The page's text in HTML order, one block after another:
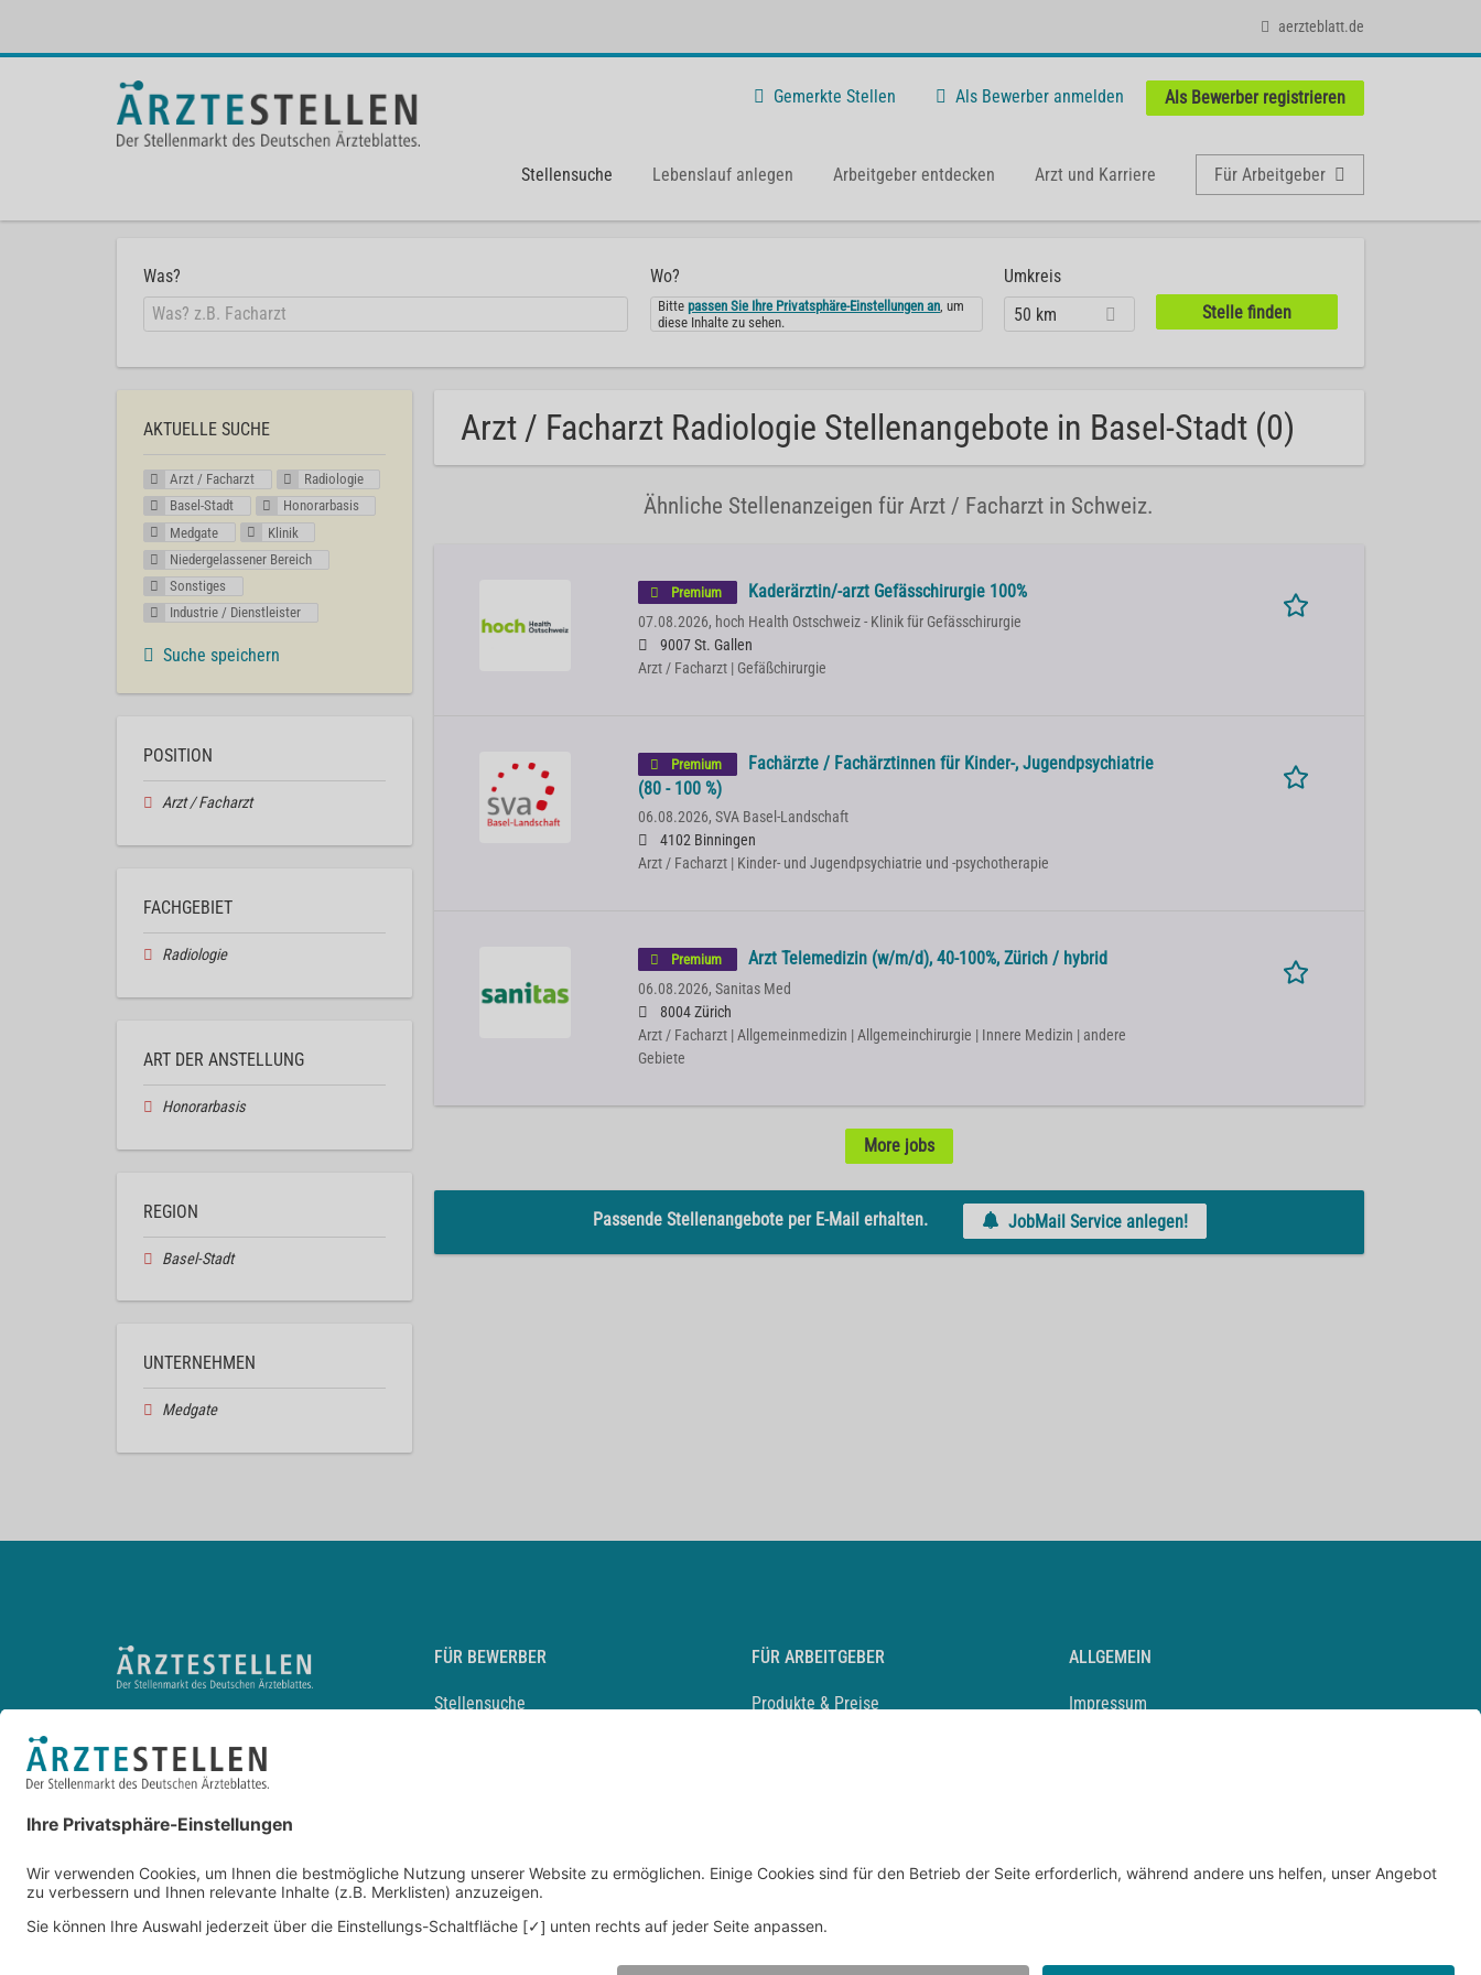
aerzteblatt.de
Gemerkte Stellen Als Bewerber anmelden Als Bewerber registrieren
Stellensuche Lebenslauf anlegen Arbeitgeber entdecken Arzt und Karriere Für Arbeitgeber
Was? Wo?
Bittepassen Sie Ihre Privatsphäre-Einstellungen an, um
diese Inhalte zu sehen.
Umkreis
50 km
Arzt / Facharzt Radiologie Stellenangebote in Basel-Stadt (0)
Ähnliche Stellenanzeigen für Arzt / Facharzt in Schweiz.
Premium Kaderärztin/-arzt Gefässchirurgie 100%
07.08.2026, hoch Health Ostschweiz - Klinik für Gefässchirurgie
9007 St. Gallen
Arzt / Facharzt | Gefäßchirurgie
Premium
Fachärzte / Fachärztinnen für Kinder-, Jugendpsychiatrie
(80 - 100 %)
06.08.2026, SVA Basel-Landschaft
4102 Binningen
Arzt / Facharzt | Kinder- und Jugendpsychiatrie und -psychotherapie
Premium Arzt Telemedizin (w/m/d), 40-100%, Zürich / hybrid
06.08.2026, Sanitas Med
8004 Zürich
Arzt / Facharzt | Allgemeinmedizin | Allgemeinchirurgie | Innere Medizin | andere
Gebiete
More jobs
Passende Stellenangebote per E-Mail erhalten. JobMail Service anlegen!
AKTUELLE SUCHE
Arzt / Facharzt
Radiologie
Basel-Stadt
Honorarbasis
Medgate
Klinik
Niedergelassener Bereich
Sonstiges
Industrie / Dienstleister
Suche speichern
POSITION
Arzt / Facharzt
FACHGEBIET
Radiologie
ART DER ANSTELLUNG
Honorarbasis
REGION
Basel-Stadt
UNTERNEHMEN
Medgate
FÜR BEWERBER
Stellensuche
Durchsuchen Sie den Stellenkatalog
FÜR ARBEITGEBER
Produkte & Preise
ALLGEMEIN
Impressum